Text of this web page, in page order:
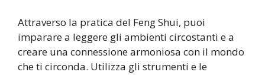
Attraverso la pratica del Feng Shui, puoi
imparare a leggere gli ambienti circostanti e a
creare una connessione armoniosa con il mondo
che ti circonda. Utilizza gli strumenti e le